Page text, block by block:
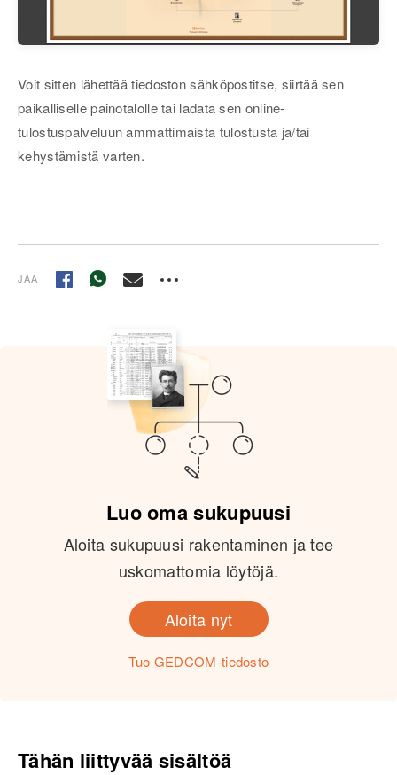
Voit sitten lähettää tiedoston sähköpostitse, siirtää sen
paikalliselle painotalolle tai ladata sen online-
tulostuspalveluun ammattimaista tulostusta ja/tai
kehystämistä varten.
JAA
Luo oma sukupuusi
Aloita sukupuusi rakentaminen ja tee
uskomattomia löytöjä.
Tuo GEDCOM-tiedosto
Aloita nyt
Tähän liittyvää sisältöä